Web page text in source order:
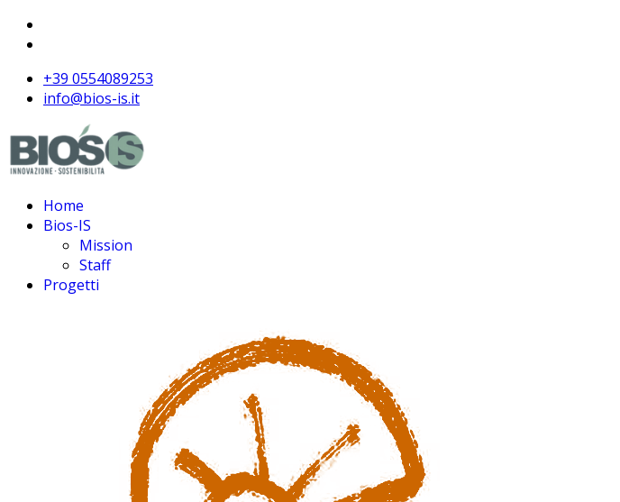
+39 0554089253
info@bios-is.it
Home
Bios-IS
Mission
Staff
Progetti